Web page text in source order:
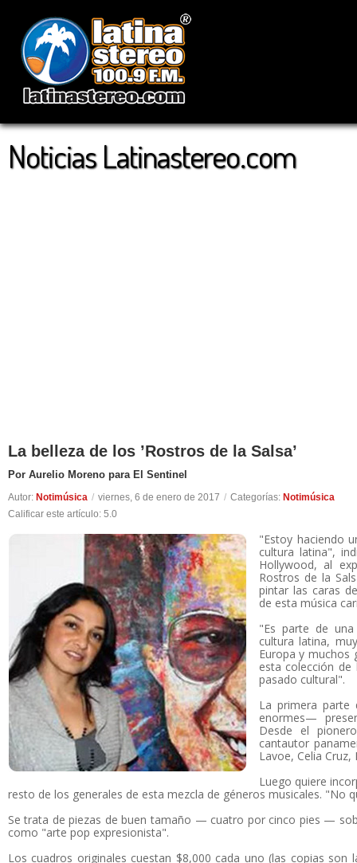
Noticias Latinastereo.com
La belleza de los ’Rostros de la Salsa’
Por Aurelio Moreno para El Sentinel
Autor: Notimúsica / viernes, 6 de enero de 2017 / Categorías: Notimúsica
Calificar este artículo: 5.0
"Estoy haciendo
cultura latina",
Hollywood, al
Rostros de la
pintar las caras
de esta música
"Es parte de
cultura latina,
Europa y muchos
esta colección
pasado cultural".
La primera
enormes—
Desde el
cantautor
Lavoe, Celia
Luego quiere
resto de los generales de esta mezcla de géneros musicales. "No
Se trata de piezas de buen tamaño — cuatro por cinco pies —
como "arte pop expresionista".
Los cuadros originales cuestan $8,000 cada uno (las copias son